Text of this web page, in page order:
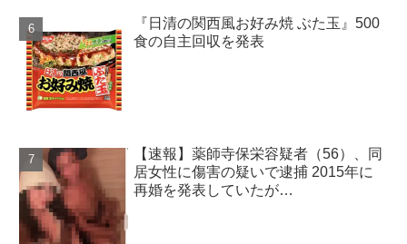
『日清の関西風お好み焼 ぶた玉』500
食の自主回収を発表
【速報】薬師寺保栄容疑者（56）、同
居女性に傷害の疑いで逮捕 2015年に
再婚を発表していたが…